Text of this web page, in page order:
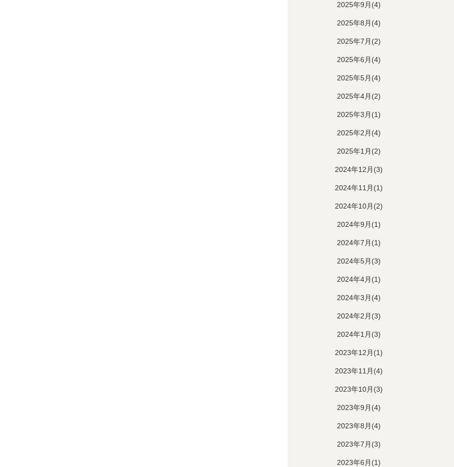
2025年9月(4)
2025年8月(4)
2025年7月(2)
2025年6月(4)
2025年5月(4)
2025年4月(2)
2025年3月(1)
2025年2月(4)
2025年1月(2)
2024年12月(3)
2024年11月(1)
2024年10月(2)
2024年9月(1)
2024年7月(1)
2024年5月(3)
2024年4月(1)
2024年3月(4)
2024年2月(3)
2024年1月(3)
2023年12月(1)
2023年11月(4)
2023年10月(3)
2023年9月(4)
2023年8月(4)
2023年7月(3)
2023年6月(1)